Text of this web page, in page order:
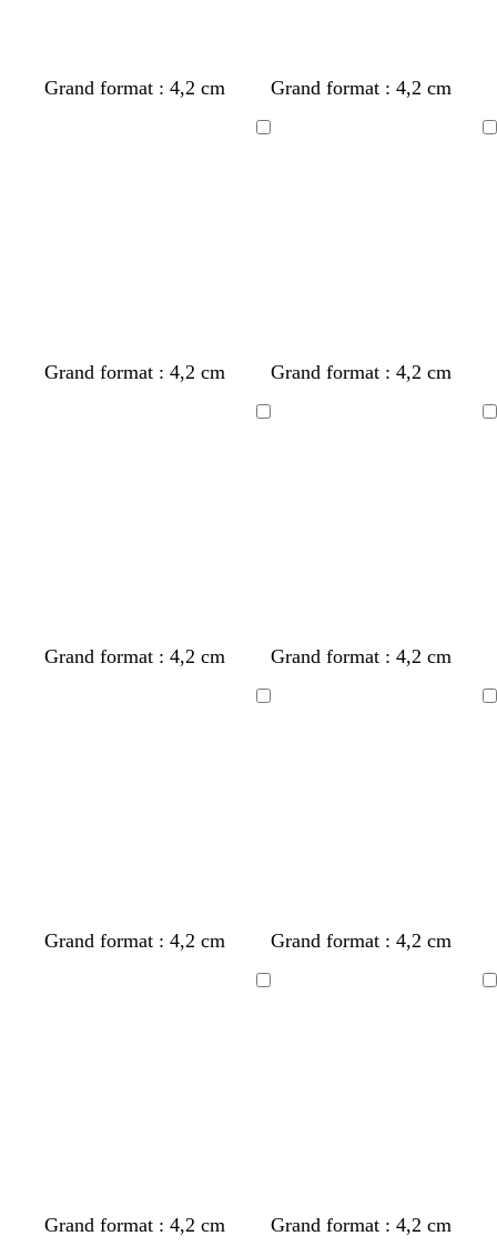
Grand format : 4,2 cm Grand format : 4,2 cm
Grand format : 4,2 cm Grand format : 4,2 cm
Grand format : 4,2 cm Grand format : 4,2 cm
Grand format : 4,2 cm Grand format : 4,2 cm
Grand format : 4,2 cm Grand format : 4,2 cm